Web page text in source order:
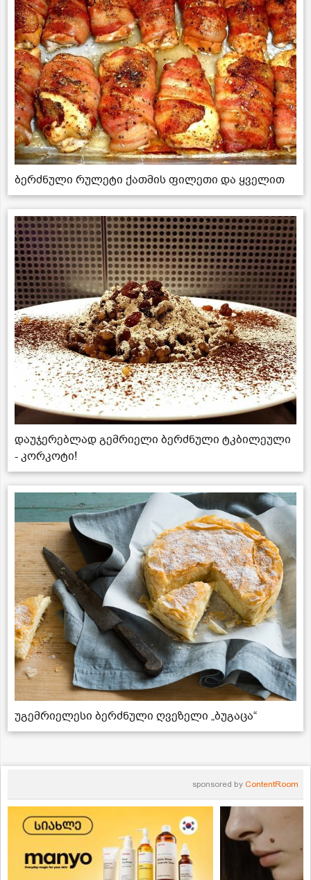
ბერძნული რულეტი ქათმის ფილეთი და ყველით
დაუჯერებლად გემრიელი ბერძნული ტკბილეული
- კორკოტი!
უგემრიელესი ბერძნული ღვეზელი „ბუგაცა“
sponsored by ContentRoom